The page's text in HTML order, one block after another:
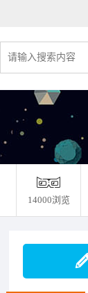
14000浏览